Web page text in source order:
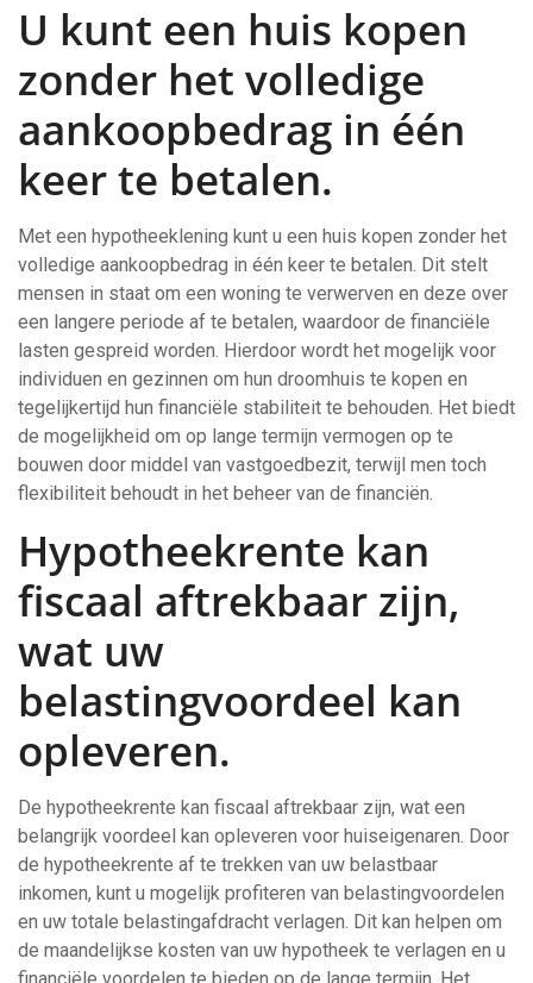
U kunt een huis kopen
zonder het volledige
aankoopbedrag in één
keer te betalen.
Met een hypotheeklening kunt u een huis kopen zonder het
volledige aankoopbedrag in één keer te betalen. Dit stelt
mensen in staat om een woning te verwerven en deze over
een langere periode af te betalen, waardoor de financiële
lasten gespreid worden. Hierdoor wordt het mogelijk voor
individuen en gezinnen om hun droomhuis te kopen en
tegelijkertijd hun financiële stabiliteit te behouden. Het biedt
de mogelijkheid om op lange termijn vermogen op te
bouwen door middel van vastgoedbezit, terwijl men toch
flexibiliteit behoudt in het beheer van de financiën.
Hypotheekrente kan
fiscaal aftrekbaar zijn,
wat uw
belastingvoordeel kan
opleveren.
De hypotheekrente kan fiscaal aftrekbaar zijn, wat een
belangrijk voordeel kan opleveren voor huiseigenaren. Door
de hypotheekrente af te trekken van uw belastbaar
inkomen, kunt u mogelijk profiteren van belastingvoordelen
en uw totale belastingafdracht verlagen. Dit kan helpen om
de maandelijkse kosten van uw hypotheek te verlagen en u